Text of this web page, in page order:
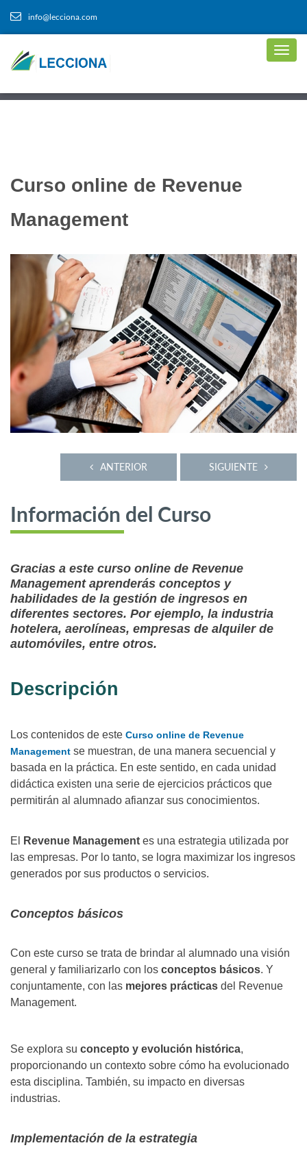
info@lecciona.com
Curso online de Revenue
Management
SIGUIENTE
ANTERIOR
Información del Curso
Gracias a este curso online de Revenue
Management aprenderás conceptos y
habilidades de la gestión de ingresos en
diferentes sectores. Por ejemplo, la industria
hotelera, aerolíneas, empresas de alquiler de
automóviles, entre otros.
Descripción
Los contenidos de este Curso online de Revenue
Management se muestran, de una manera secuencial y
basada en la práctica. En este sentido, en cada unidad
didáctica existen una serie de ejercicios prácticos que
permitirán al alumnado afianzar sus conocimientos.
El Revenue Management es una estrategia utilizada por
las empresas. Por lo tanto, se logra maximizar los ingresos
generados por sus productos o servicios.
Conceptos básicos
Con este curso se trata de brindar al alumnado una visión
general y familiarizarlo con los conceptos básicos. Y
conjuntamente, con las mejores prácticas del Revenue
Management.
Se explora su concepto y evolución histórica,
proporcionando un contexto sobre cómo ha evolucionado
esta disciplina. También, su impacto en diversas
industrias.
Implementación de la estrategia